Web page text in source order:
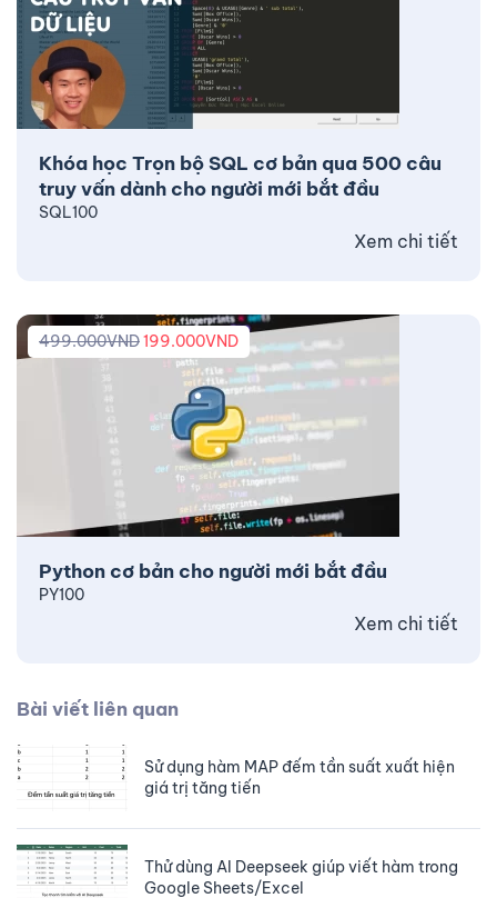
Khóa học Trọn bộ SQL cơ bản qua 500 câu
truy vấn dành cho người mới bắt đầu
SQL100
Xem chi tiết
Python cơ bản cho người mới bắt đầu
499.000VND199.000VND
PY100
Xem chi tiết
Bài viết liên quan
Sử dụng hàm MAP đếm tần suất xuất hiện
giá trị tăng tiến
Thử dùng AI Deepseek giúp viết hàm trong
Google Sheets/Excel